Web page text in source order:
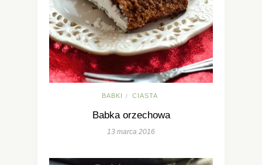
BABKI / CIASTA
Babka orzechowa
13 marca 2016